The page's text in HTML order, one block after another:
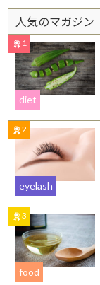
人気のマガジン
1
diet
2
eyelash
3
food